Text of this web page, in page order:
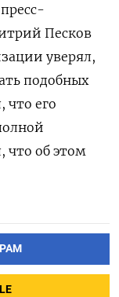
Песков
уверял,
подобных
что его
что об этом